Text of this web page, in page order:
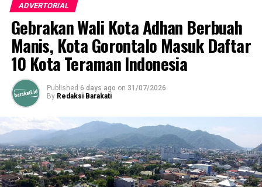
PERATURAN DAERAH PENGELOLAAN SAMPAH
PERDA PENGELOLAAN SAMPAH KOTA GORONTALO
SANKSI PEMBUANG SAMPAH SEMBARANGAN
SANKSI SAMPAH SEMBARANGAN GORONTALO
UP NEXT
Temu Alumni FKTP UNG 2025: Silaturahmi Lintas
Generasi untuk Perkuat Sektor Laut dan Perikanan
DON'T MISS
Prof. Eduart: Kemitraan Bukan Pilihan, tapi Keharusan
untuk Pendidikan Tinggi
ADVERTORIAL
Gebrakan Wali Kota Adhan Berbuah
Manis, Kota Gorontalo Masuk Daftar
10 Kota Teraman Indonesia
Published 6 days ago on 31/07/2026
By Redaksi Barakati